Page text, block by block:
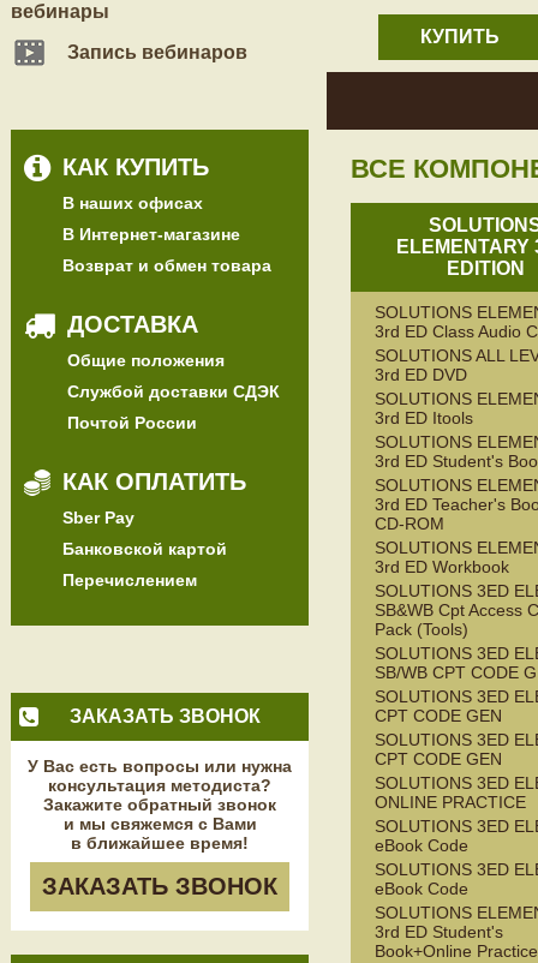
вебинары
Запись вебинаров
КАК КУПИТЬ
В наших офисах
В Интернет-магазине
Возврат и обмен товара
ДОСТАВКА
Общие положения
Службой доставки СДЭК
Почтой России
КАК ОПЛАТИТЬ
Sber Pay
Банковской картой
Перечислением
ЗАКАЗАТЬ ЗВОНОК
У Вас есть вопросы или нужна
консультация методиста?
Закажите обратный звонок
и мы свяжемся с Вами
в ближайшее время!
ЗАКАЗАТЬ ЗВОНОК
КУПИТЬ
ВСЕ
ELEMENTARY
EDITION
SOLUTIONS
3rd ED Class Audio
SOLUTIONS ALL
3rd ED DVD
SOLUTIONS
3rd ED Itools
SOLUTIONS
3rd ED Student's
SOLUTIONS
3rd ED Teacher's
CD-ROM
SOLUTIONS
3rd ED Workbook
SOLUTIONS 3ED
SB&WB Cpt Access
Pack (Tools)
SOLUTIONS 3ED
SB/WB CPT CODE
SOLUTIONS 3ED
CPT CODE GEN
SOLUTIONS 3ED
CPT CODE GEN
SOLUTIONS 3ED
ONLINE PRACTICE
SOLUTIONS 3ED
eBook Code
SOLUTIONS 3ED
eBook Code
SOLUTIONS
3rd ED Student's
Book+Online Practice